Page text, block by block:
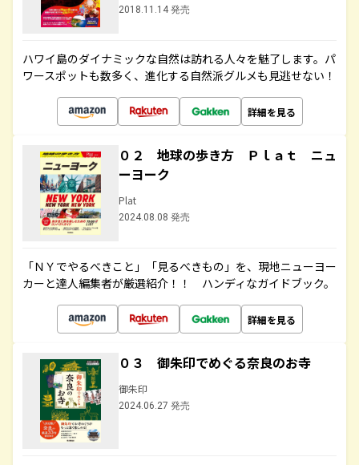
2018.11.14 発売
ハワイ島のダイナミックな自然は訪れる人々を魅了します。パ
ワースポットも数多く、進化する自然派グルメも見逃せない！
詳細を見る
０２ 地球の歩き方 Ｐｌａｔ ニュ
ーヨーク
Plat
2024.08.08 発売
「ＮＹでやるべきこと」「見るべきもの」を、現地ニューヨー
カーと達人編集者が厳選紹介！！ ハンディなガイドブック。
詳細を見る
０３ 御朱印でめぐる奈良のお寺
御朱印
2024.06.27 発売